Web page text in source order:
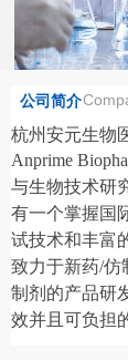
公司简介
杭州安元生物
Anprime
与生物技术研
有一个掌握国
试技术和丰富
致力于新药/仿
制剂 的产品研
效并且可负担